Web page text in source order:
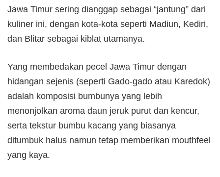
Jawa Timur sering dianggap sebagai “jantung” dari
kuliner ini, dengan kota-kota seperti Madiun, Kediri,
dan Blitar sebagai kiblat utamanya.
Yang membedakan pecel Jawa Timur dengan
hidangan sejenis (seperti Gado-gado atau Karedok)
adalah komposisi bumbunya yang lebih
menonjolkan aroma daun jeruk purut dan kencur,
serta tekstur bumbu kacang yang biasanya
ditumbuk halus namun tetap memberikan mouthfeel
yang kaya.